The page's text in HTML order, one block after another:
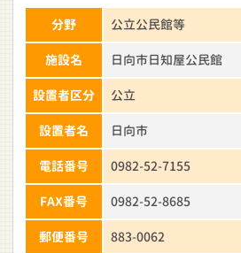
分野 公立公民館等
施設名 日向市日知屋公民館
設置者区分 公立
設置者名 日向市
電話番号 0982-52-7155
FAX番号 0982-52-8685
郵便番号 883-0062